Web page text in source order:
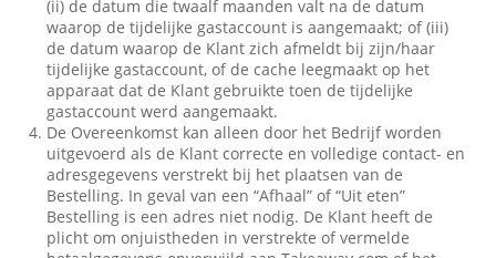
(ii) de datum die twaalf maanden valt na de datum
waarop de tijdelijke gastaccount is aangemaakt; of (iii)
de datum waarop de Klant zich afmeldt bij zijn/haar
tijdelijke gastaccount, of de cache leegmaakt op het
apparaat dat de Klant gebruikte toen de tijdelijke
gastaccount werd aangemaakt.
De Overeenkomst kan alleen door het Bedrijf worden
uitgevoerd als de Klant correcte en volledige contact- en
adresgegevens verstrekt bij het plaatsen van de
Bestelling. In geval van een “Afhaal” of “Uit eten”
Bestelling is een adres niet nodig. De Klant heeft de
plicht om onjuistheden in verstrekte of vermelde